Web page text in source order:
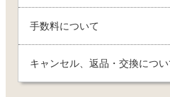
手数料について
キャンセル、返品・交換につ